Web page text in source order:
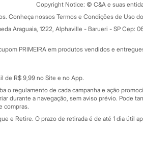
Copyright Notice: © C&A e suas
Conheça nossos Termos e Condições de Uso
Araguaia, 1222, Alphaville - Barueri - SP Cep:
PRIMEIRA em produtos vendidos e
de R$ 9,99 no Site e no App.
o regulamento de cada campanha e ação
durante a navegação, sem aviso prévio.
compras.
e Retire. O prazo de retirada é de até 1 dia